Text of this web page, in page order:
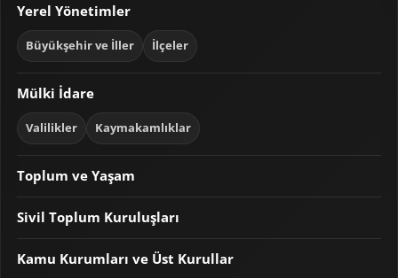
Yerel Yönetimler
Büyükşehir ve İller İlçeler
Mülki İdare
Valilikler Kaymakamlıklar
Toplum ve Yaşam
Sivil Toplum Kuruluşları
Kamu Kurumları ve Üst Kurullar